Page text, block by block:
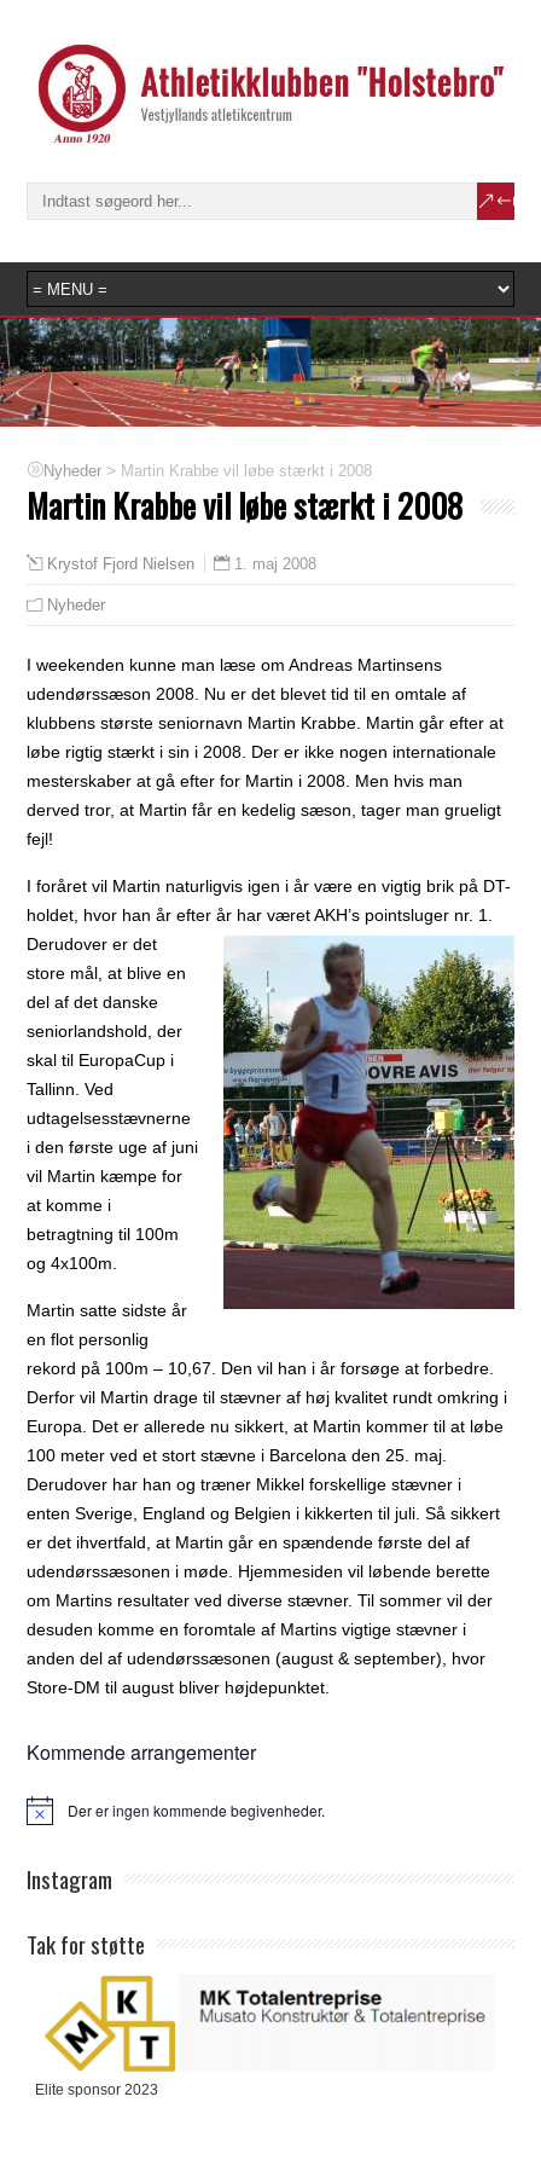
Nyheder > Martin Krabbe vil løbe stærkt i 2008
Martin Krabbe vil løbe stærkt i 2008
Krystof Fjord Nielsen 1. maj 2008
Nyheder
I weekenden kunne man læse om Andreas Martinsens
udendørssæson 2008. Nu er det blevet tid til en omtale af
klubbens største seniornavn Martin Krabbe. Martin går efter at
løbe rigtig stærkt i sin i 2008. Der er ikke nogen internationale
mesterskaber at gå efter for Martin i 2008. Men hvis man
derved tror, at Martin får en kedelig sæson, tager man grueligt
fejl!
I foråret vil Martin naturligvis igen i år være en vigtig brik på DT-
holdet, hvor han år efter år har været AKH’s pointsluger nr. 1.
Derudover er det
store mål, at blive en
del af det danske
seniorlandshold, der
skal til EuropaCup i
Tallinn. Ved
udtagelsesstævnerne
i den første uge af juni
vil Martin kæmpe for
at komme i
betragtning til 100m
og 4x100m.
Martin satte sidste år
en flot personlig
rekord på 100m – 10,67. Den vil han i år forsøge at forbedre.
Derfor vil Martin drage til stævner af høj kvalitet rundt omkring i
Europa. Det er allerede nu sikkert, at Martin kommer til at løbe
100 meter ved et stort stævne i Barcelona den 25. maj.
Derudover har han og træner Mikkel forskellige stævner i
enten Sverige, England og Belgien i kikkerten til juli. Så sikkert
er det ihvertfald, at Martin går en spændende første del af
udendørssæsonen i møde. Hjemmesiden vil løbende berette
om Martins resultater ved diverse stævner. Til sommer vil der
desuden komme en foromtale af Martins vigtige stævner i
anden del af udendørssæsonen (august & september), hvor
Store-DM til august bliver højdepunktet.
Kommende arrangementer
Notice Der er ingen kommende begivenheder.
Instagram
Tak for støtte
Elite sponsor 2023